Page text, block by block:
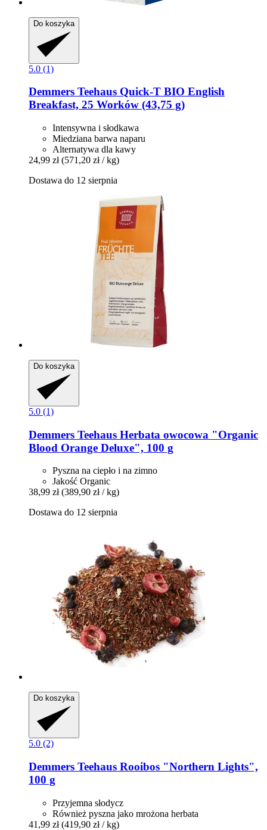
Do koszyka
5.0 (1)
Demmers Teehaus Quick-​T BIO English
Breakfast, 25 Worków (43,75 g)
Intensywna i słodkawa
Miedziana barwa naparu
Alternatywa dla kawy
24,99 zł (571,20 zł / kg)
Dostawa do 12 sierpnia
Do koszyka
5.0 (1)
Demmers Teehaus Herbata owocowa "Organic
Blood Orange Deluxe", 100 g
Pyszna na ciepło i na zimno
Jakość Organic
38,99 zł (389,90 zł / kg)
Dostawa do 12 sierpnia
Do koszyka
5.0 (2)
Demmers Teehaus Rooibos "Northern Lights",
100 g
Przyjemna słodycz
Również pyszna jako mrożona herbata
41,99 zł (419,90 zł / kg)